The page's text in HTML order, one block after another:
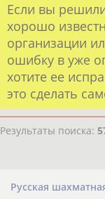
Если вы
хорошо
организации
ошибку в уже
хотите ее
это сделать
Результаты поиска:
Русская